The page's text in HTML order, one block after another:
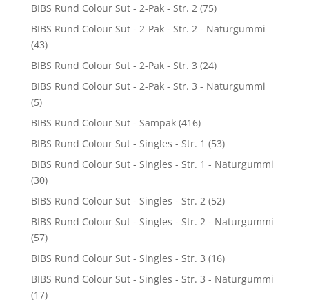
BIBS Rund Colour Sut - 2-Pak - Str. 2 (75)
BIBS Rund Colour Sut - 2-Pak - Str. 2 - Naturgummi
(43)
BIBS Rund Colour Sut - 2-Pak - Str. 3 (24)
BIBS Rund Colour Sut - 2-Pak - Str. 3 - Naturgummi
(5)
BIBS Rund Colour Sut - Sampak (416)
BIBS Rund Colour Sut - Singles - Str. 1 (53)
BIBS Rund Colour Sut - Singles - Str. 1 - Naturgummi
(30)
BIBS Rund Colour Sut - Singles - Str. 2 (52)
BIBS Rund Colour Sut - Singles - Str. 2 - Naturgummi
(57)
BIBS Rund Colour Sut - Singles - Str. 3 (16)
BIBS Rund Colour Sut - Singles - Str. 3 - Naturgummi
(17)